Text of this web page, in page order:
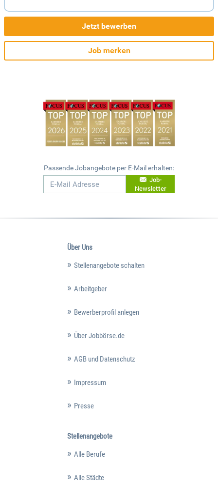
Jetzt bewerben
Job merken
Passende Jobangebote per E-Mail erhalten:
Job-
Newsletter
Über Uns
Stellenangebote schalten
Arbeitgeber
Bewerberprofil anlegen
Über Jobbörse.de
AGB und Datenschutz
Impressum
Presse
Stellenangebote
Alle Berufe
Alle Städte